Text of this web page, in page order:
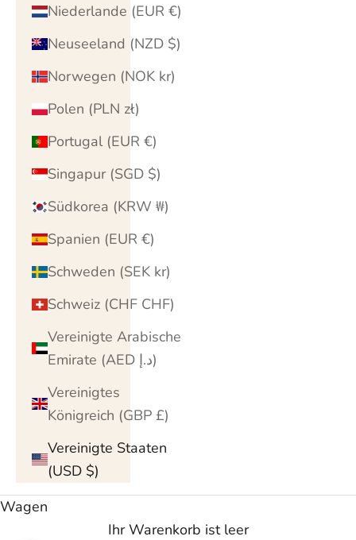
Niederlande (EUR €)
Neuseeland (NZD $)
Norwegen (NOK kr)
Polen (PLN zł)
Portugal (EUR €)
Singapur (SGD $)
Südkorea (KRW ₩)
Spanien (EUR €)
Schweden (SEK kr)
Schweiz (CHF CHF)
Vereinigte Arabische
Emirate (AED د.إ)
Vereinigtes
Königreich (GBP £)
Vereinigte Staaten
(USD $)
Wagen
Ihr Warenkorb ist leer